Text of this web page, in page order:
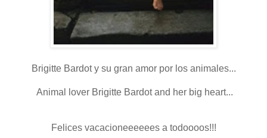
Brigitte Bardot y su gran amor por los animales...
Animal lover Brigitte Bardot and her big heart...
Felices vacacioneeeeees a todoooos!!!